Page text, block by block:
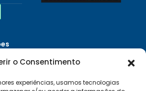
o Consentimento
experiências, usamos tecnologias